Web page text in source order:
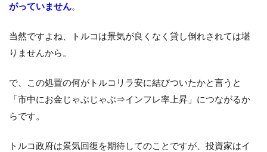
がっていません。
当然ですよね、トルコは景気が良くなく貸し倒れされては堪
りませんから。
で、この処置の何がトルコリラ安に結びついたかと言うと
「市中にお金じゃぶじゃぶ⇒インフレ率上昇」につながるか
らです。
トルコ政府は景気回復を期待してのことですが、投資家はイ